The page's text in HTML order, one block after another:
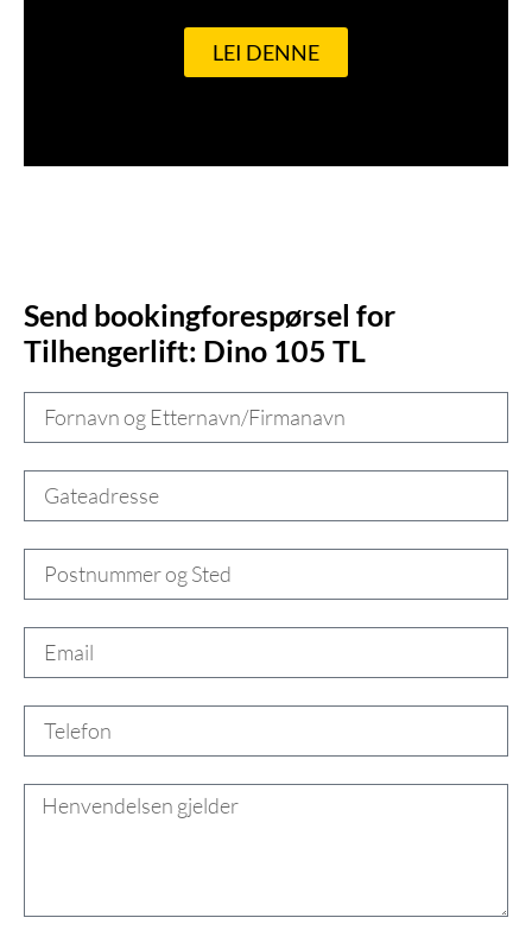
LEI DENNE
Send bookingforespørsel for
Tilhengerlift: Dino 105 TL